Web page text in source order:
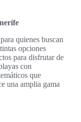
quienes buscan
opciones
para disfrutar de
con
que
una amplia gama